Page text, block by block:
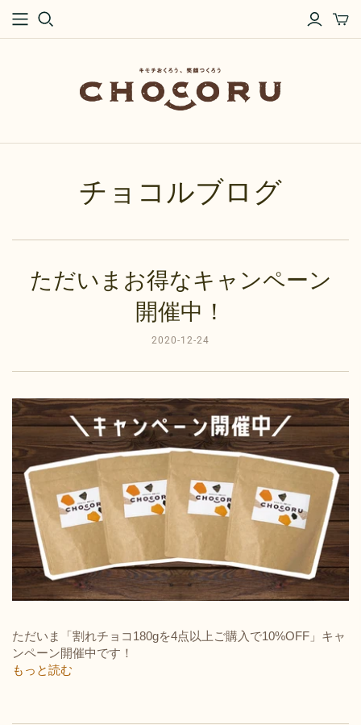
チョコルブログ
ただいまお得なキャンペーン
開催中！
2020-12-24
ただいま「割れチョコ180gを4点以上ご購入で10%OFF」キャ
ンペーン開催中です！
もっと読む